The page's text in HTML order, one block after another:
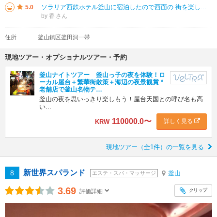
5.0 ソラリア西鉄ホテル釜山に宿泊したので西面の 街を楽しみました。 人気の飲食店が多数ありますし、マカロンの美味しいお店など もあります。 ロッテ百貨店もあります。 ただ、喫煙者が多く受動喫煙の害は気になります。
by 香
住所 釜山鎮区釜田洞一帯
現地ツアー・オプショナルツアー・予約
釜山ナイトツアー 釜山っ子の夜を体験！ロ
ーカル屋台＋繁華街散策＋海辺の夜景観賞 *
老舗店で釜山名物テ…
釜山の夜を思いっきり楽しもう！屋台天国との呼び名も高
い...
KRW 110000.0〜 詳しく見る
現地ツアー（全1件）の一覧を見る
8 新世界スパランド エステ・スパ・マッサージ 釜山
3.69 評価詳細 クリップ